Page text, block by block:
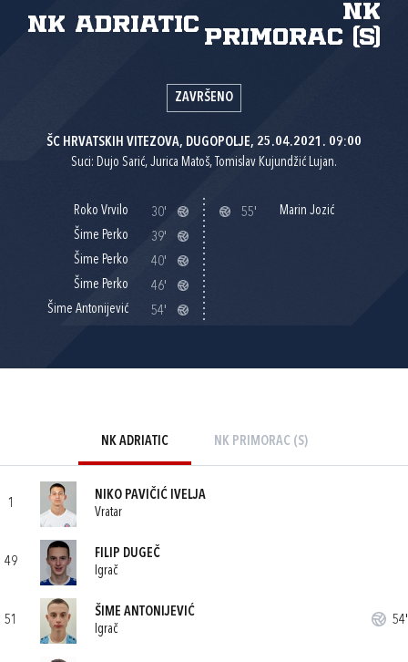
NK Adriatic
NK
Primorac (S)
ZAVRŠENO
ŠC HRVATSKIH VITEZOVA, DUGOPOLJE, 25.04.2021. 09:00
Suci: Dujo Sarić, Jurica Matoš, Tomislav Kujundžić Lujan.
Roko Vrvilo
30'
Šime Perko
39'
Šime Perko
40'
Šime Perko
46'
Šime Antonijević
54'
55' Marin Jozić
NK ADRIATIC NK PRIMORAC (S)
1
NIKO PAVIČIĆ IVELJA
Vratar
49
FILIP DUGEČ
Igrač
51
ŠIME ANTONIJEVIĆ
Igrač
54'